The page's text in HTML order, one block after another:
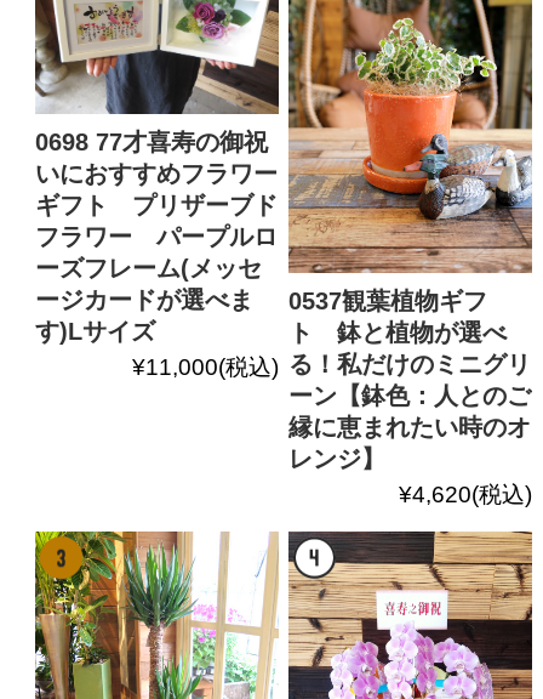
0698 77才喜寿の御祝
いにおすすめフラワー
ギフト プリザーブド
フラワー パープルロ
ーズフレーム(メッセ
ージカードが選べま
す)Lサイズ
¥11,000(税込)
0537観葉植物ギフ
ト 鉢と植物が選べ
る！私だけのミニグリ
ーン【鉢色：人とのご
縁に恵まれたい時のオ
レンジ】
¥4,620(税込)